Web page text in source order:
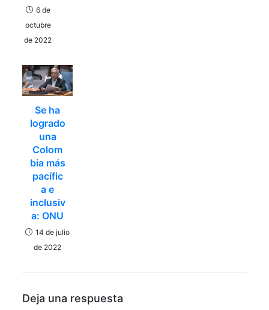
6 de
octubre
de 2022
Se ha
logrado
una
Colom
bia más
pacífic
a e
inclusiv
a: ONU
14 de julio
de 2022
Deja una respuesta